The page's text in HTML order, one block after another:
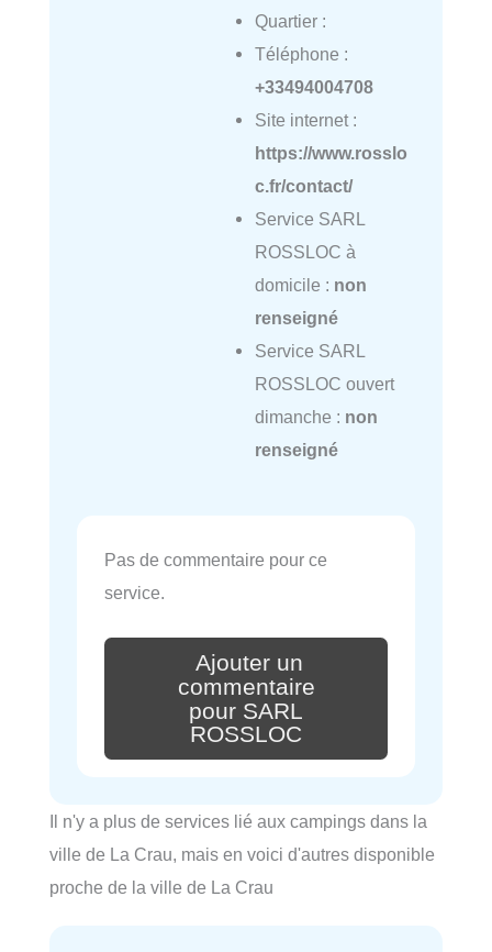
Quartier :
Téléphone :
+33494004708
Site internet :
https://www.rosslo
c.fr/contact/
Service SARL
ROSSLOC à
domicile : non
renseigné
Service SARL
ROSSLOC ouvert
dimanche : non
renseigné
Pas de commentaire pour ce
service.
Ajouter un
commentaire
pour SARL
ROSSLOC
Il n'y a plus de services lié aux campings dans la
ville de La Crau, mais en voici d'autres disponible
proche de la ville de La Crau